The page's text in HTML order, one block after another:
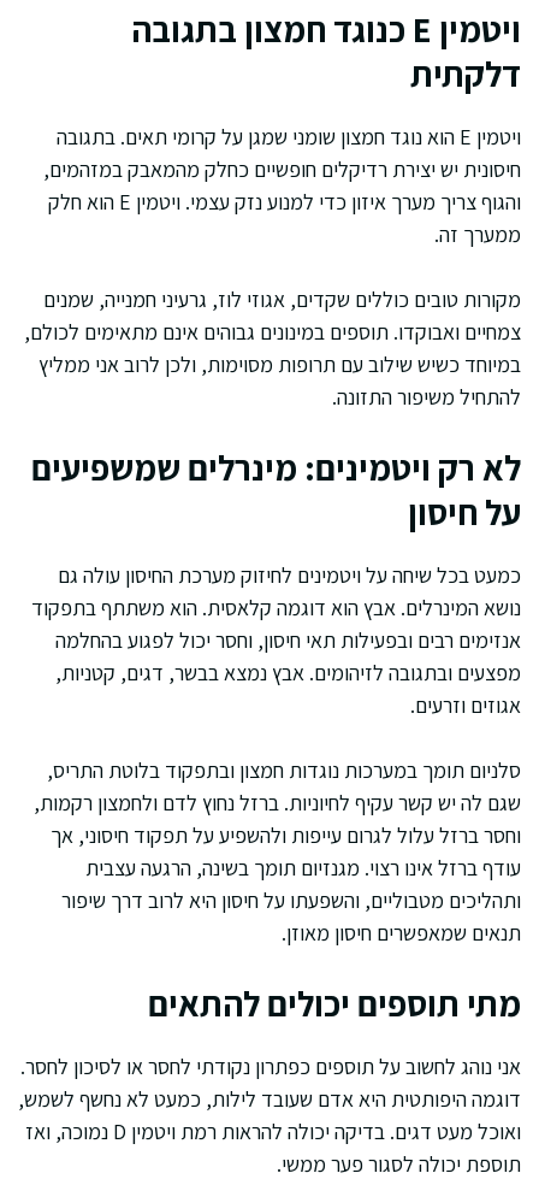
ויטמין E כנוגד חמצון בתגובה
דלקתית
ויטמין E הוא נוגד חמצון שומני שמגן על קרומי תאים. בתגובה
חיסונית יש יצירת רדיקלים חופשיים כחלק מהמאבק במזהמים,
והגוף צריך מערך איזון כדי למנוע נזק עצמי. ויטמין E הוא חלק
ממערך זה.
מקורות טובים כוללים שקדים, אגוזי לוז, גרעיני חמנייה, שמנים
צמחיים ואבוקדו. תוספים במינונים גבוהים אינם מתאימים לכולם,
במיוחד כשיש שילוב עם תרופות מסוימות, ולכן לרוב אני ממליץ
להתחיל משיפור התזונה.
לא רק ויטמינים: מינרלים שמשפיעים
על חיסון
כמעט בכל שיחה על ויטמינים לחיזוק מערכת החיסון עולה גם
נושא המינרלים. אבץ הוא דוגמה קלאסית. הוא משתתף בתפקוד
אנזימים רבים ובפעילות תאי חיסון, וחסר יכול לפגוע בהחלמה
מפצעים ובתגובה לזיהומים. אבץ נמצא בבשר, דגים, קטניות,
אגוזים וזרעים.
סלניום תומך במערכות נוגדות חמצון ובתפקוד בלוטת התריס,
שגם לה יש קשר עקיף לחיוניות. ברזל נחוץ לדם ולחמצון רקמות,
וחסר ברזל עלול לגרום עייפות ולהשפיע על תפקוד חיסוני, אך
עודף ברזל אינו רצוי. מגנזיום תומך בשינה, הרגעה עצבית
ותהליכים מטבוליים, והשפעתו על חיסון היא לרוב דרך שיפור
תנאים שמאפשרים חיסון מאוזן.
מתי תוספים יכולים להתאים
אני נוהג לחשוב על תוספים כפתרון נקודתי לחסר או לסיכון לחסר.
דוגמה היפותטית היא אדם שעובד לילות, כמעט לא נחשף לשמש,
ואוכל מעט דגים. בדיקה יכולה להראות רמת ויטמין D נמוכה, ואז
תוספת יכולה לסגור פער ממשי.